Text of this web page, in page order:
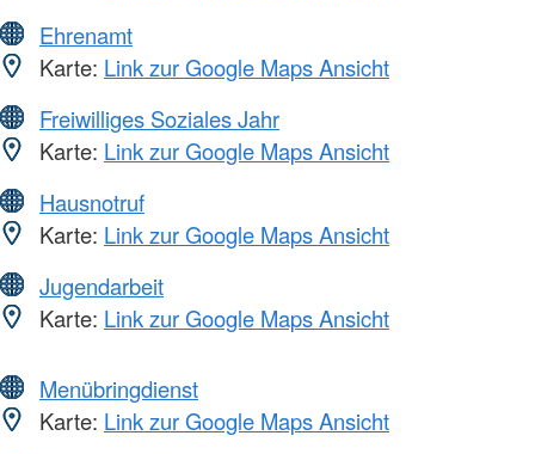
Ehrenamt
Karte: Link zur Google Maps Ansicht
Freiwilliges Soziales Jahr
Karte: Link zur Google Maps Ansicht
Hausnotruf
Karte: Link zur Google Maps Ansicht
Jugendarbeit
Karte: Link zur Google Maps Ansicht
Menübringdienst
Karte: Link zur Google Maps Ansicht